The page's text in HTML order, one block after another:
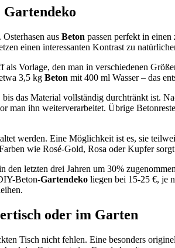
Gartendeko
aus Beton passen perfekt in
einen interessanten Kontrast zu
Vorlage, den man in verschiedenen
3,5 kg Beton mit 400 ml Wasser – das
das Material vollständig durchtränkt ist.
man ihn weiterverarbeitet. Übrige
werden. Eine Möglichkeit ist es, sie
wie Rosé-Gold, Rosa oder Kupfer
letzten drei Jahren um 30%
Beton-Gartendeko liegen bei 15-25 €, je
oder im Garten
Tisch nicht fehlen. Eine besonders